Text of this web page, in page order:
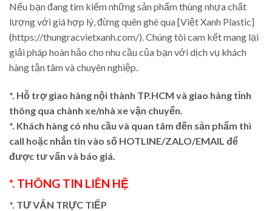
Nếu bạn đang tìm kiếm những sản phẩm thùng nhựa chất
lượng với giá hợp lý, đừng quên ghé qua [Việt Xanh Plastic]
(https://thungracvietxanh.com/). Chúng tôi cam kết mang lại
giải pháp hoàn hảo cho nhu cầu của bạn với dịch vụ khách
hàng tận tâm và chuyên nghiệp.
*. Hỗ trợ giao hàng nội thành TP.HCM và giao hàng tỉnh
thông qua chành xe/nhà xe vận chuyển.
*. Khách hàng có nhu cầu và quan tâm đến sản phẩm thì
call hoặc nhắn tin vào số HOTLINE/ZALO/EMAIL để
được tư vấn và báo giá.
*. THÔNG TIN LIÊN HỆ
*. TƯ VẤN TRỰC TIẾP